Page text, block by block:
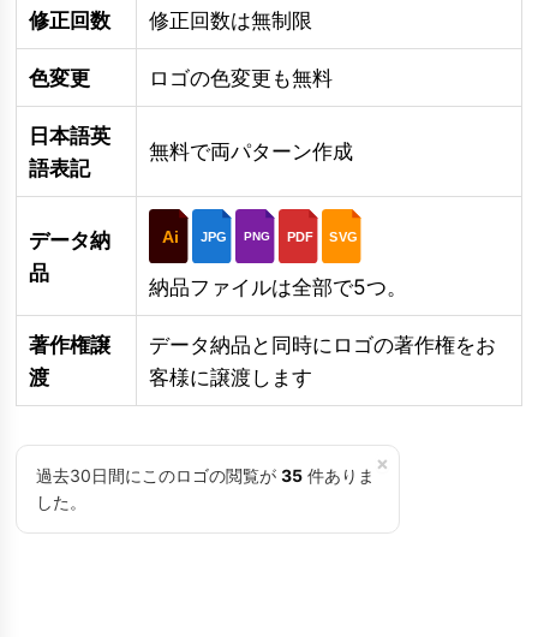
修正回数 修正回数は無制限
色変更 ロゴの色変更も無料
日本語英
語表記
無料で両パターン作成
データ納
品
Ai JPG PNG PDF SVG
納品ファイルは全部で5つ。
著作権譲
渡
データ納品と同時にロゴの著作権をお
客様に譲渡します
×
過去30日間にこのロゴの閲覧が 35 件ありま
した。